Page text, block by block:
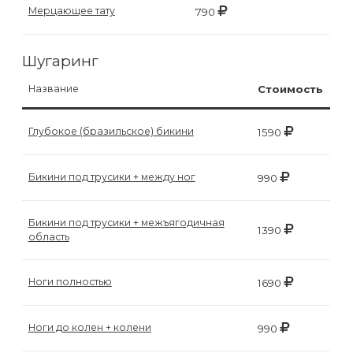
Эпиляция
депиляция?
Мерцающее тату 790
Шугаринг
Название Стоимость
Глубокое (бразильское) бикини 1590
Бикини под трусики + между ног 990
Бикини под трусики + межъягодичная
область
1390
Ноги полностью 1690
Ноги до колен + колени 990